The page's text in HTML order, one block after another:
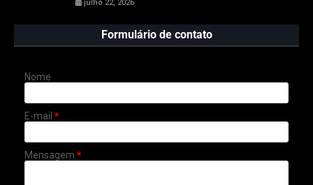
julho 22, 2026
Formulário de contato
Nome
E-mail *
Mensagem *